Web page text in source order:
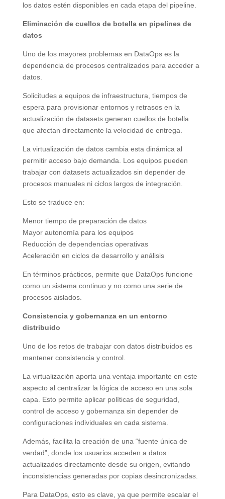
los datos estén disponibles en cada etapa del pipeline.
Eliminación de cuellos de botella en pipelines de
datos
Uno de los mayores problemas en DataOps es la
dependencia de procesos centralizados para acceder a
datos.
Solicitudes a equipos de infraestructura, tiempos de
espera para provisionar entornos y retrasos en la
actualización de datasets generan cuellos de botella
que afectan directamente la velocidad de entrega.
La virtualización de datos cambia esta dinámica al
permitir acceso bajo demanda. Los equipos pueden
trabajar con datasets actualizados sin depender de
procesos manuales ni ciclos largos de integración.
Esto se traduce en:
Menor tiempo de preparación de datos
Mayor autonomía para los equipos
Reducción de dependencias operativas
Aceleración en ciclos de desarrollo y análisis
En términos prácticos, permite que DataOps funcione
como un sistema continuo y no como una serie de
procesos aislados.
Consistencia y gobernanza en un entorno
distribuido
Uno de los retos de trabajar con datos distribuidos es
mantener consistencia y control.
La virtualización aporta una ventaja importante en este
aspecto al centralizar la lógica de acceso en una sola
capa. Esto permite aplicar políticas de seguridad,
control de acceso y gobernanza sin depender de
configuraciones individuales en cada sistema.
Además, facilita la creación de una “fuente única de
verdad”, donde los usuarios acceden a datos
actualizados directamente desde su origen, evitando
inconsistencias generadas por copias desincronizadas.
Para DataOps, esto es clave, ya que permite escalar el